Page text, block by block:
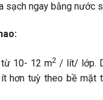
sạch ngay bằng nước
10- 12 m2 / lít/ lớp.
ít hơn tuỳ theo bề mặt